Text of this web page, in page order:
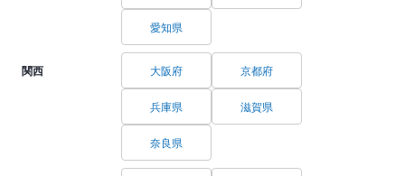
愛知県
関西 大阪府 京都府
兵庫県 滋賀県
奈良県